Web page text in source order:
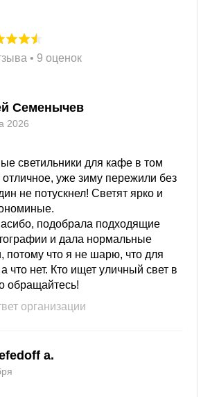
• 9 оценок
Семенычев
2026
светильники для кафе в том
отличное, уже зиму пережили без
не потускнел! Светят ярко и
подобрала подходящие
и дала нормальные
потому что я не шарю, что для
что нет. Кто ищет уличный свет в
обращайтесь!
организации
a.